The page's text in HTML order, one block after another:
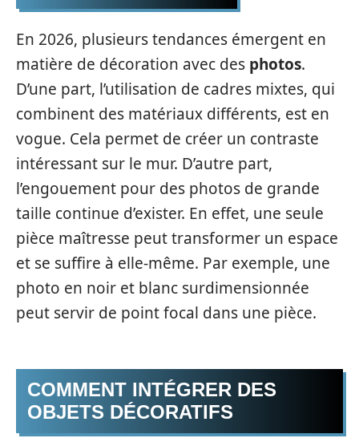
En 2026, plusieurs tendances émergent en
matière de décoration avec des photos.
D’une part, l’utilisation de cadres mixtes, qui
combinent des matériaux différents, est en
vogue. Cela permet de créer un contraste
intéressant sur le mur. D’autre part,
l’engouement pour des photos de grande
taille continue d’exister. En effet, une seule
pièce maîtresse peut transformer un espace
et se suffire à elle-même. Par exemple, une
photo en noir et blanc surdimensionnée
peut servir de point focal dans une pièce.
COMMENT INTÉGRER DES
OBJETS DÉCORATIFS